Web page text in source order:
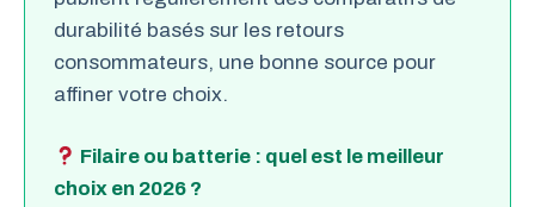
durabilité basés sur les retours
consommateurs, une bonne source pour
affiner votre choix.
Filaire ou batterie : quel est le meilleur
choix en 2026 ?